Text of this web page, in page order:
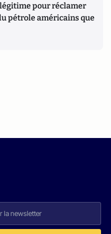
pour réclamer
pétrole américains que